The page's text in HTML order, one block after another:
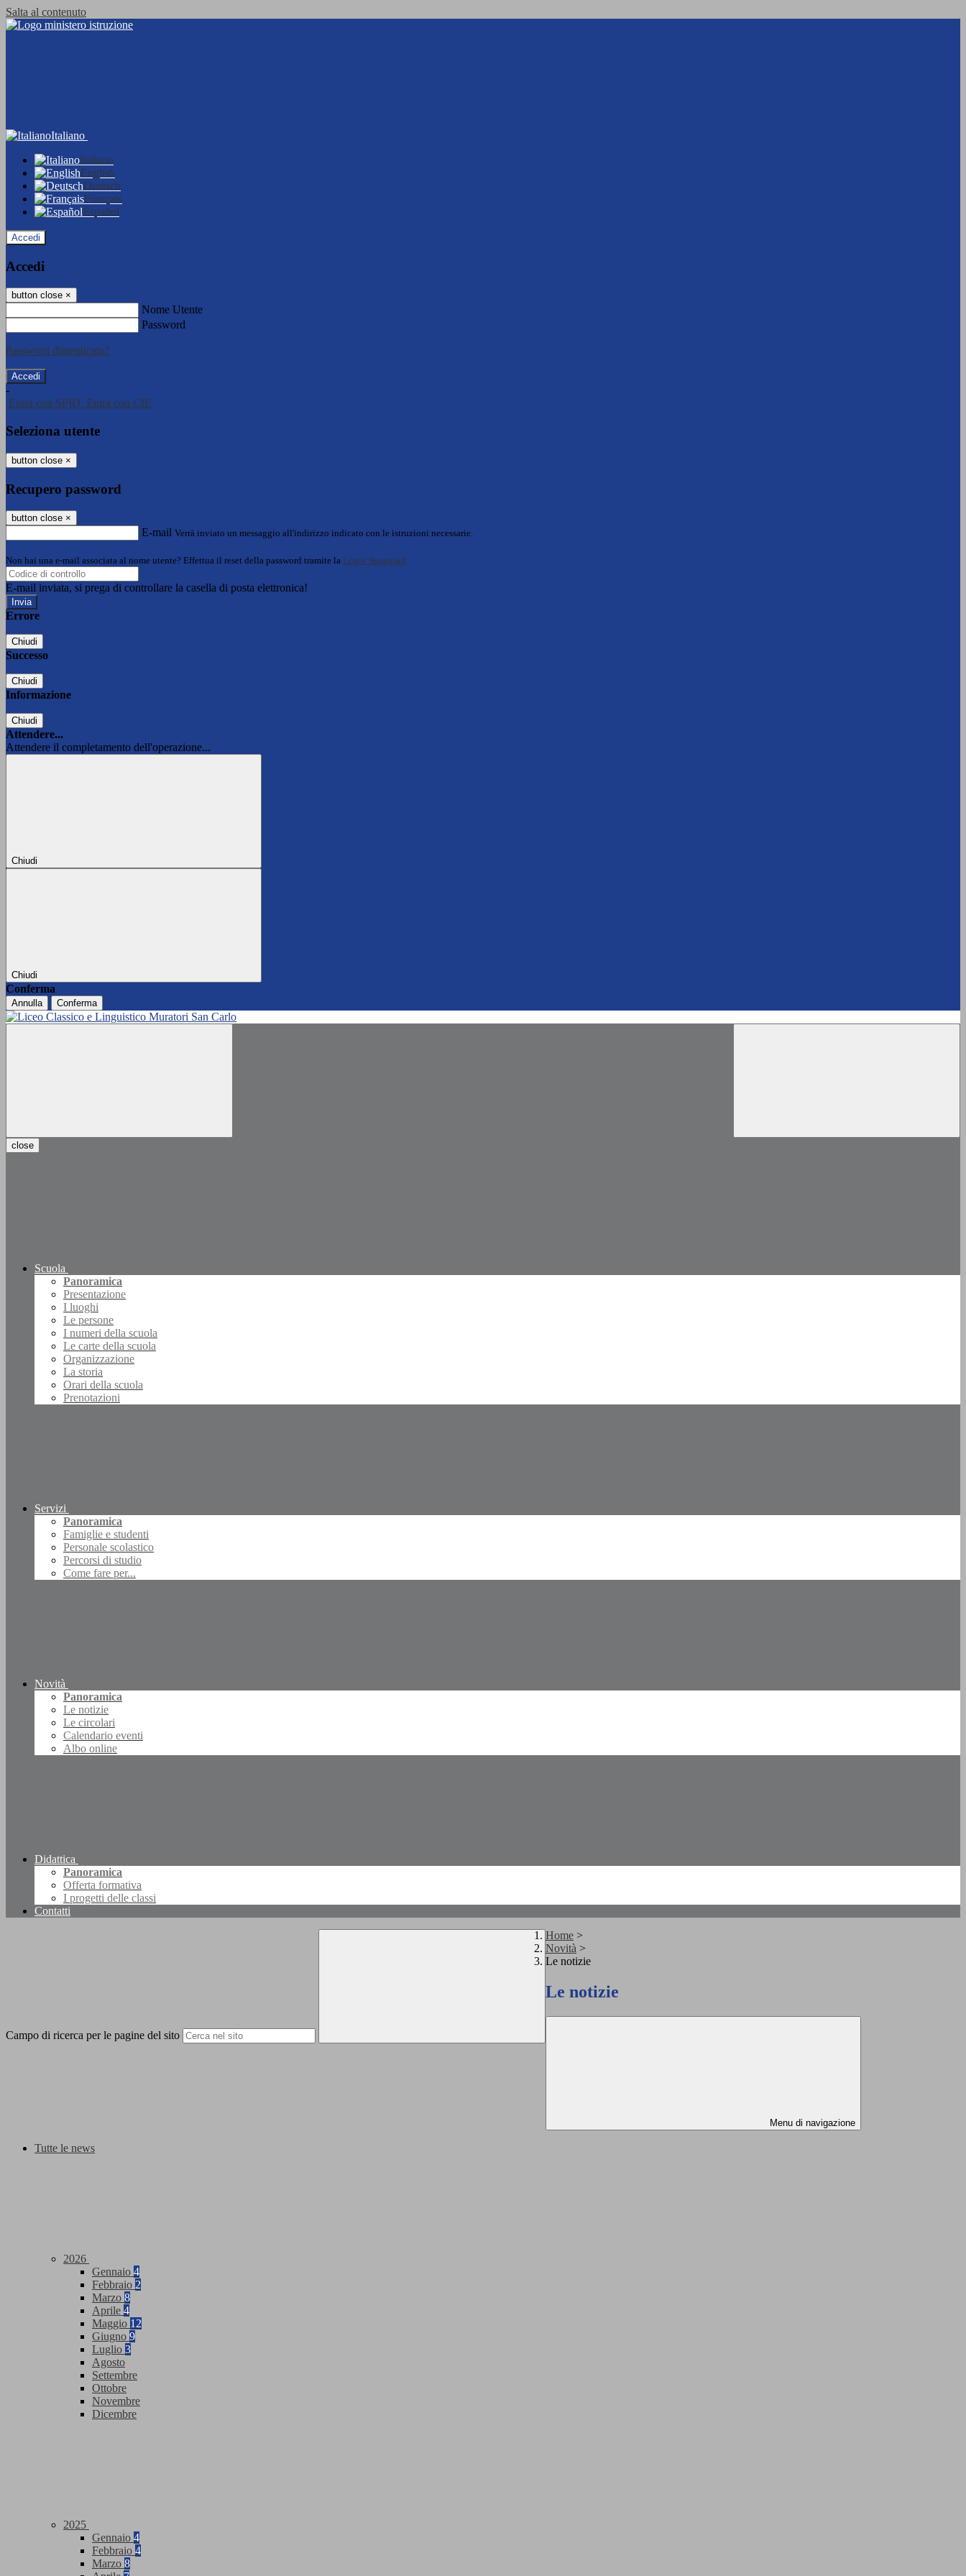
Salta al contenuto
Italiano
Italiano
English
Deutsch
Français
Español
Accedi
Accedi
button close ×
Nome Utente
Password
Password dimenticata?
-
Entra con SPID Entra con CIE
Seleziona utente
button close ×
Recupero password
button close ×
E-mail Verrà inviato un messaggio all'indirizzo indicato con le istruzioni necessarie.
Non hai una e-mail associata al nome utente? Effettua il reset della password tramite la Login Spaggiari
E-mail inviata, si prega di controllare la casella di posta elettronica!
Errore
Chiudi
Successo
Chiudi
Informazione
Chiudi
Attendere...
Attendere il completamento dell'operazione...
Chiudi
Chiudi
Conferma
Annulla Conferma
close
Scuola
Panoramica
Presentazione
I luoghi
Le persone
I numeri della scuola
Le carte della scuola
Organizzazione
La storia
Orari della scuola
Prenotazioni
Servizi
Panoramica
Famiglie e studenti
Personale scolastico
Percorsi di studio
Come fare per...
Novità
Panoramica
Le notizie
Le circolari
Calendario eventi
Albo online
Didattica
Panoramica
Offerta formativa
I progetti delle classi
Contatti
Campo di ricerca per le pagine del sito
Home >
Novità >
Le notizie
Le notizie
Menu di navigazione
Tutte le news
2026
Gennaio 4
Febbraio 2
Marzo 8
Aprile 4
Maggio 12
Giugno 9
Luglio 3
Agosto
Settembre
Ottobre
Novembre
Dicembre
2025
Gennaio 4
Febbraio 4
Marzo 8